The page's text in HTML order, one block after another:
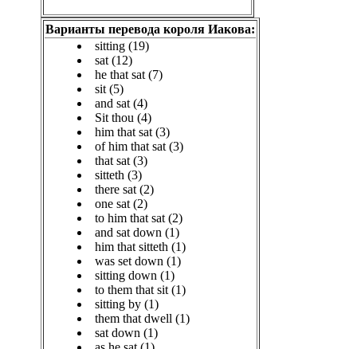
Варианты перевода короля Иакова:
sitting (19)
sat (12)
he that sat (7)
sit (5)
and sat (4)
Sit thou (4)
him that sat (3)
of him that sat (3)
that sat (3)
sitteth (3)
there sat (2)
one sat (2)
to him that sat (2)
and sat down (1)
him that sitteth (1)
was set down (1)
sitting down (1)
to them that sit (1)
sitting by (1)
them that dwell (1)
sat down (1)